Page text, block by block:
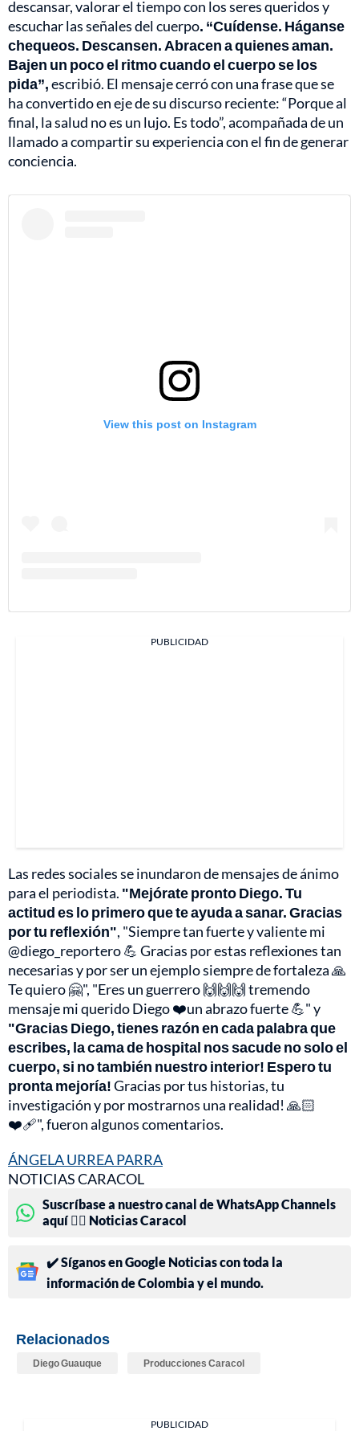
descansar, valorar el tiempo con los seres queridos y
escuchar las señales del cuerpo. “Cuídense. Háganse
chequeos. Descansen. Abracen a quienes aman.
Bajen un poco el ritmo cuando el cuerpo se los
pida”,escribió. El mensaje cerró con una frase que se
ha convertido en eje de su discurso reciente: “Porque al
final, la salud no es un lujo. Es todo”, acompañada de un
llamado a compartir su experiencia con el fin de generar
conciencia.
View this post on Instagram
PUBLICIDAD
Las redes sociales se inundaron de mensajes de ánimo
para el periodista. "Mejórate pronto Diego. Tu
actitud es lo primero que te ayuda a sanar. Gracias
por tu reflexión", "Siempre tan fuerte y valiente mi
@diego_reportero 💪 Gracias por estas reflexiones tan
necesarias y por ser un ejemplo siempre de fortaleza 🙏
Te quiero 🤗", "Eres un guerrero 🙌🙌🙌 tremendo
mensaje mi querido Diego ❤️un abrazo fuerte 💪" y
"Gracias Diego, tienes razón en cada palabra que
escribes, la cama de hospital nos sacude no solo el
cuerpo, si no también nuestro interior! Espero tu
pronta mejoría!Gracias por tus historias, tu
investigación y por mostrarnos una realidad! 🙏🏻
❤️‍🩹", fueron algunos comentarios.
ÁNGELA URREA PARRA
NOTICIAS CARACOL
Suscríbase a nuestro canal de WhatsApp Channels
aquí 👉🏻 Noticias Caracol
✔️ Síganos en Google Noticias con toda la
información de Colombia y el mundo.
Relacionados
Diego Guauque Producciones Caracol
PUBLICIDAD